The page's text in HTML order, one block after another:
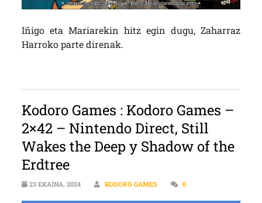
Iñigo eta Mariarekin hitz egin dugu, Zaharraz
Harroko parte direnak.
Kodoro Games : Kodoro Games –
2×42 – Nintendo Direct, Still
Wakes the Deep y Shadow of the
Erdtree
23 EKAINA, 2024 KODORO GAMES 0